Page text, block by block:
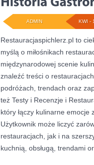
KWI -
ADMIN
Restauracjaspichlerz.pl to
myślą o miłośnikach
międzynarodowej scenie
znaleźć treści o
podróżach, trendach oraz
też Testy i Recenzje i
który łączy kulinarne emocje
Użytkownik może liczyć
restauracjach, jak i na
kuchnią, obsługą, trendami